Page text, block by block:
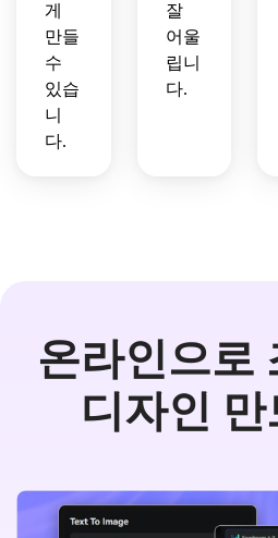
게
만들
수
있습
니
다.
잘
어울
립니
다.
온라인으로
디자인 만